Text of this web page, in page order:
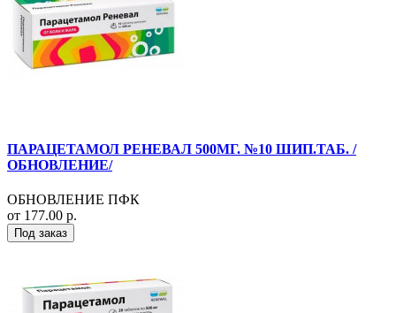
ПАРАЦЕТАМОЛ РЕНЕВАЛ 500МГ. №10 ШИП.ТАБ. /
ОБНОВЛЕНИЕ/
ОБНОВЛЕНИЕ ПФК
от 177.00 р.
Под заказ